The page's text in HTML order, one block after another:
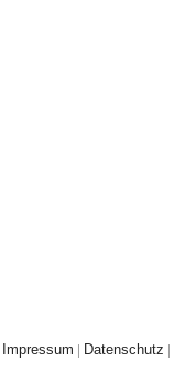
Impressum | Datenschutz |